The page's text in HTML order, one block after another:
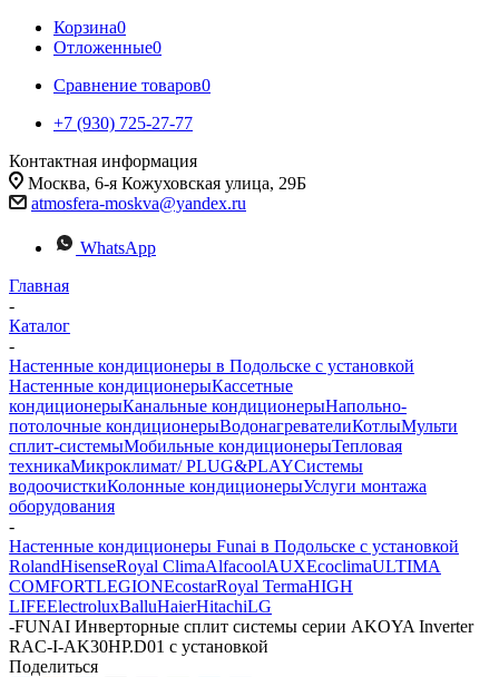
Корзина0
Отложенные0
Сравнение товаров0
+7 (930) 725-27-77
Контактная информация
Москва, 6-я Кожуховская улица, 29Б
atmosfera-moskva@yandex.ru
WhatsApp
Главная
-
Каталог
-
Настенные кондиционеры в Подольске с установкой
Настенные кондиционерыКассетные
кондиционерыКанальные кондиционерыНапольно-
потолочные кондиционерыВодонагревателиКотлыМульти
сплит-системыМобильные кондиционерыТепловая
техникаМикроклимат/ PLUG&PLAYСистемы
водоочисткиКолонные кондиционерыУслуги монтажа
оборудования
-
Настенные кондиционеры Funai в Подольске с установкой
RolandHisenseRoyal ClimaAlfacoolAUXEcoclimaULTIMA
COMFORTLEGIONEcostarRoyal TermaHIGH
LIFEElectroluxBalluHaierHitachiLG
-FUNAI Инверторные сплит системы серии AKOYA Inverter
RAC-I-AK30HP.D01 с установкой
Поделиться